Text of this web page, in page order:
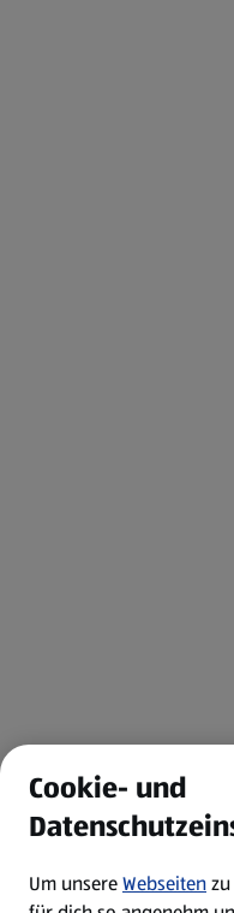
Cookie- und
Um unsereWebseiten